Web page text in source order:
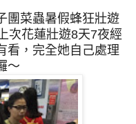
團菜蟲暑假蜂狂壯遊
次花蓮壯遊8天7夜經
看，完全她自己處理
～